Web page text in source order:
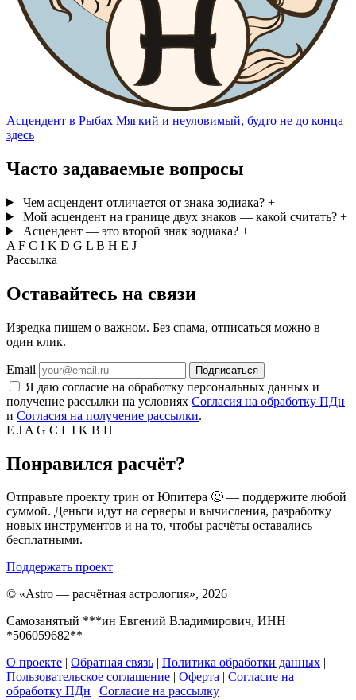
Асцендент в Рыбах Мягкий и неуловимый, будто не до конца
здесь
Часто задаваемые вопросы
Чем асцендент отличается от знака зодиака? +
Мой асцендент на границе двух знаков — какой считать? +
Асцендент — это второй знак зодиака? +
A F C I K D G L B H E J
Рассылка
Оставайтесь на связи
Изредка пишем о важном. Без спама, отписаться можно в
один клик.
Email Подписаться
Я даю согласие на обработку персональных данных и
получение рассылки на условиях Согласия на обработку ПДн
и Согласия на получение рассылки.
E J A G C L I K B H
Понравился расчёт?
Отправьте проекту трин от Юпитера 🙂 — поддержите любой
суммой. Деньги идут на серверы и вычисления, разработку
новых инструментов и на то, чтобы расчёты оставались
бесплатными.
Поддержать проект
© «Astro — расчётная астрология», 2026
Самозанятый ***ин Евгений Владимирович, ИНН
*506059682**
О проекте | Обратная связь | Политика обработки данных |
Пользовательское соглашение | Оферта | Согласие на
обработку ПДн | Согласие на рассылку